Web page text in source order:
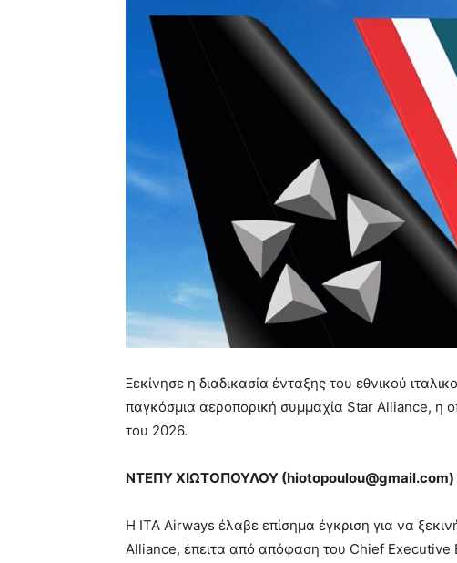
Ξεκίνησε η διαδικασία ένταξης του εθνικού
παγκόσμια αεροπορική συμμαχία Star Alliance, η
του 2026.
ΝΤΕΠΥ ΧΙΩΤΟΠΟΥΛΟΥ (hiotopoulou@gmail.com)
Η ITA Airways έλαβε επίσημα έγκριση για να
Alliance, έπειτα από απόφαση του Chief Executive